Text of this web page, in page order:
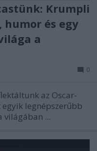
Krumpli
humor és egy
a
0
az Oscar-
legnépszerűbb
világában ...